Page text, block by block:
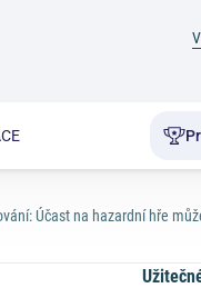
Účast na hazardní hře